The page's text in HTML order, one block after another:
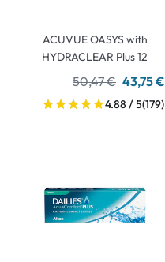
ACUVUE OASYS with
HYDRACLEAR Plus 12
50,47 € 43,75 €
4.88 / 5(179)